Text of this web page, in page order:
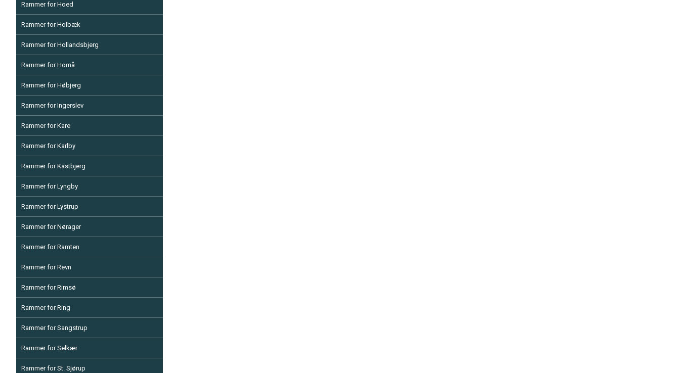
Rammer for Hoed
Rammer for Holbæk
Rammer for Hollandsbjerg
Rammer for Homå
Rammer for Høbjerg
Rammer for Ingerslev
Rammer for Kare
Rammer for Karlby
Rammer for Kastbjerg
Rammer for Lyngby
Rammer for Lystrup
Rammer for Nørager
Rammer for Ramten
Rammer for Revn
Rammer for Rimsø
Rammer for Ring
Rammer for Sangstrup
Rammer for Selkær
Rammer for St. Sjørup